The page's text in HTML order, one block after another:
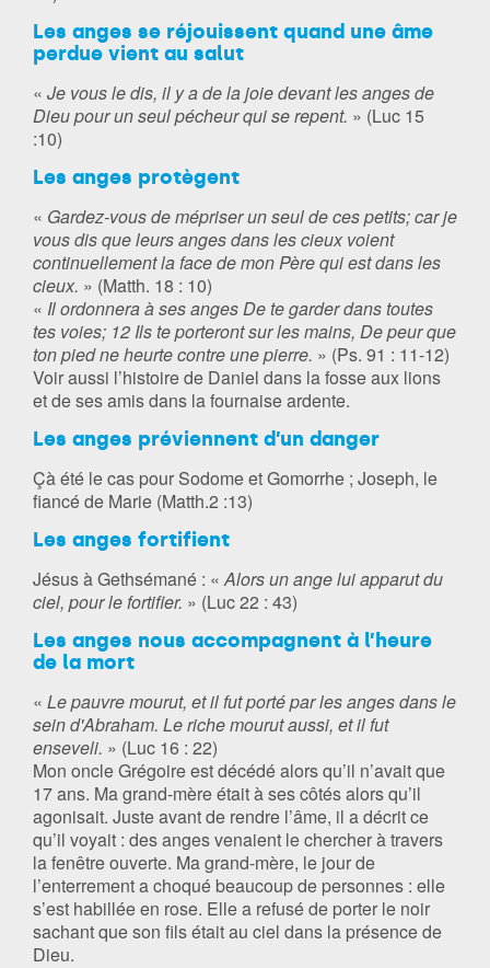
Les anges se réjouissent quand une âme
perdue vient au salut
« Je vous le dis, il y a de la joie devant les anges de
Dieu pour un seul pécheur qui se repent. » (Luc 15
:10)
Les anges protègent
« Gardez-vous de mépriser un seul de ces petits; car je
vous dis que leurs anges dans les cieux voient
continuellement la face de mon Père qui est dans les
cieux. » (Matth. 18 : 10)
« Il ordonnera à ses anges De te garder dans toutes
tes voies; 12 Ils te porteront sur les mains, De peur que
ton pied ne heurte contre une pierre. » (Ps. 91 : 11-12)
Voir aussi l’histoire de Daniel dans la fosse aux lions
et de ses amis dans la fournaise ardente.
Les anges préviennent d’un danger
Çà été le cas pour Sodome et Gomorrhe ; Joseph, le
fiancé de Marie (Matth.2 :13)
Les anges fortifient
Jésus à Gethsémané : «Alors un ange lui apparut du
ciel, pour le fortifier. » (Luc 22 : 43)
Les anges nous accompagnent à l’heure
de la mort
« Le pauvre mourut, et il fut porté par les anges dans le
sein d'Abraham. Le riche mourut aussi, et il fut
enseveli. » (Luc 16 : 22)
Mon oncle Grégoire est décédé alors qu’il n’avait que
17 ans. Ma grand-mère était à ses côtés alors qu’il
agonisait. Juste avant de rendre l’âme, il a décrit ce
qu’il voyait : des anges venaient le chercher à travers
la fenêtre ouverte. Ma grand-mère, le jour de
l’enterrement a choqué beaucoup de personnes : elle
s’est habillée en rose. Elle a refusé de porter le noir
sachant que son fils était au ciel dans la présence de
Dieu.